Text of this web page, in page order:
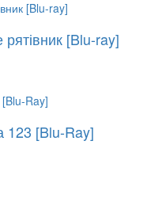
[Blu-ray]
123 [Blu-Ray]